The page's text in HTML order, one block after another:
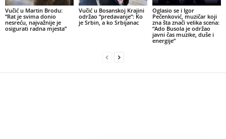
Vučić u Martin Brodu:
“Rat je svima donio
nesreću, najvažnije je
osigurati radna mjesta”
Vučić u Bosanskoj Krajini
održao “predavanje”: Ko
je Srbin, a ko Srbijanac
Oglasio se i Igor
Pečenković, muzičar koji
zna šta znači velika scena:
“Ado Busola je održao
javni čas muzike, duše i
energije”